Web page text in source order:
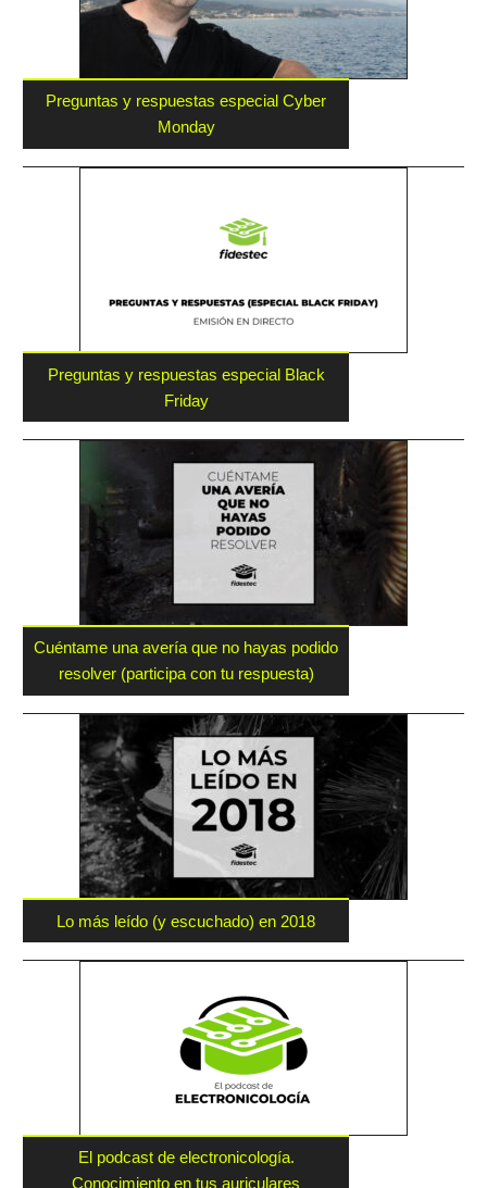
Preguntas y respuestas especial Cyber
Monday
Preguntas y respuestas especial Black
Friday
Cuéntame una avería que no hayas podido
resolver (participa con tu respuesta)
Lo más leído (y escuchado) en 2018
El podcast de electronicología.
Conocimiento en tus auriculares